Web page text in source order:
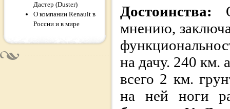
Дастер (Duster)
О компании Renault в
России и в мире
Достоинства:
мнению,
на дачу. 240 км.
всего 2 км.
на ней ноги